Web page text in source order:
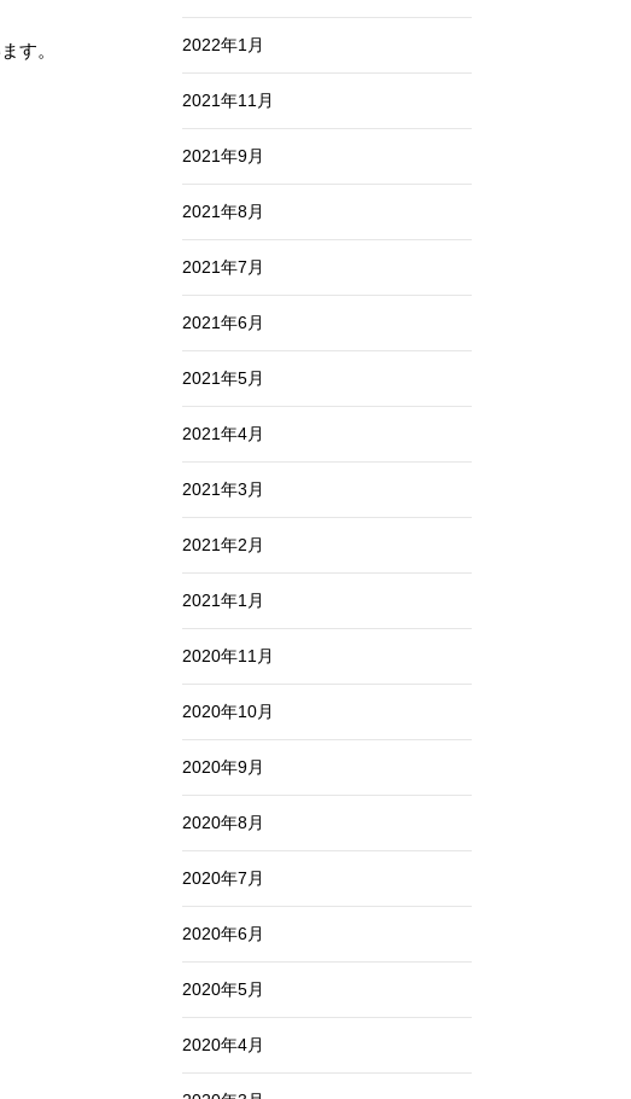
す。
2022年1月
2021年11月
2021年9月
2021年8月
2021年7月
2021年6月
2021年5月
2021年4月
2021年3月
2021年2月
2021年1月
2020年11月
2020年10月
2020年9月
2020年8月
2020年7月
2020年6月
2020年5月
2020年4月